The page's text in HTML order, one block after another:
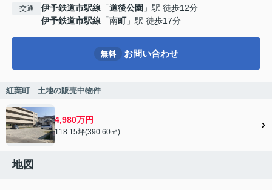
交通 伊予鉄道市駅線 「道後公園 」駅 徒歩12分
伊予鉄道市駅線 「南町」駅 徒歩17分
無料 お問い合わせ
紅葉町 土地の販売中物件
4,980万円
118.15坪(390.60㎡)
地図